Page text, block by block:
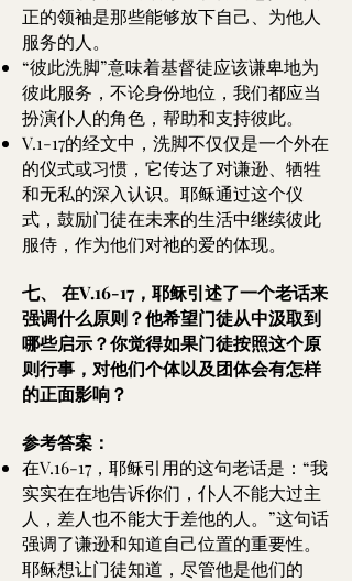
正的领袖是那些能够放下自己、为他人
服务的人。
“彼此洗脚”意味着基督徒应该谦卑地为
彼此服务，不论身份地位，我们都应当
扮演仆人的角色，帮助和支持彼此。
V.1-17的经文中，洗脚不仅仅是一个外在
的仪式或习惯，它传达了对谦逊、牺牲
和无私的深入认识。耶稣通过这个仪
式，鼓励门徒在未来的生活中继续彼此
服侍，作为他们对祂的爱的体现。
七、 在V.16-17，耶稣引述了一个老话来
强调什么原则？他希望门徒从中汲取到
哪些启示？你觉得如果门徒按照这个原
则行事，对他们个体以及团体会有怎样
的正面影响？
参考答案：
在V.16-17，耶稣引用的这句老话是：“我
实实在在地告诉你们，仆人不能大过主
人，差人也不能大于差他的人。”这句话
强调了谦逊和知道自己位置的重要性。
耶稣想让门徒知道，尽管他是他们的